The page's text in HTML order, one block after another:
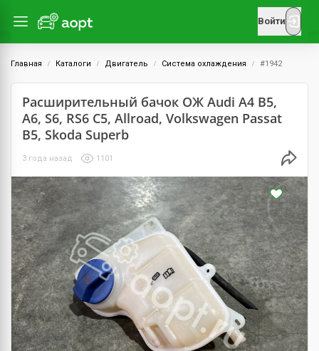
Войти
Главная Каталоги Двигатель Система охлаждения #1942
Расширительный бачок ОЖ Audi A4 B5,
A6, S6, RS6 C5, Allroad, Volkswagen Passat
B5, Skoda Superb
3 года назад 1101